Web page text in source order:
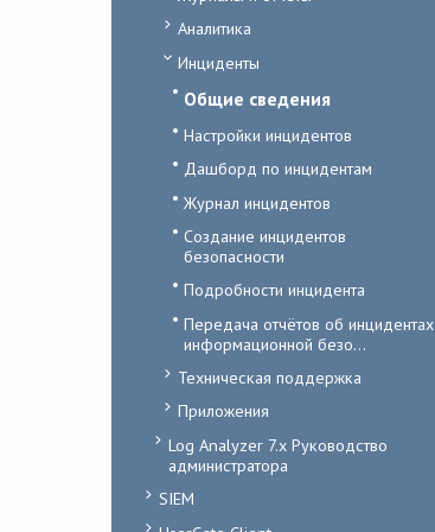
Аналитика
Инциденты
Общие сведения
Настройки инцидентов
Дашборд по инцидентам
Журнал инцидентов
Создание инцидентов
безопасности
Подробности инцидента
Передача отчётов об инцидентах
информационной безо...
Техническая поддержка
Приложения
Log Analyzer 7.x Руководство
администратора
SIEM